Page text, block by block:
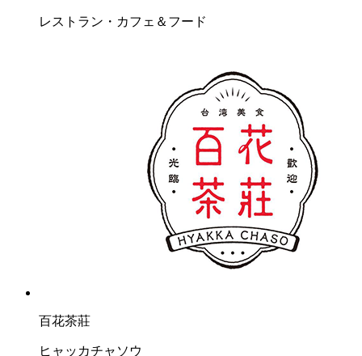
レストラン・カフェ＆フード
百花茶莊
ヒャッカチャソウ